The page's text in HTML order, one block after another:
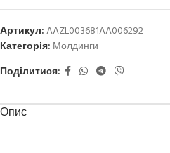
Артикул:AAZL003681AA006292
Категорія: Молдинги
Поділитися:
Опис